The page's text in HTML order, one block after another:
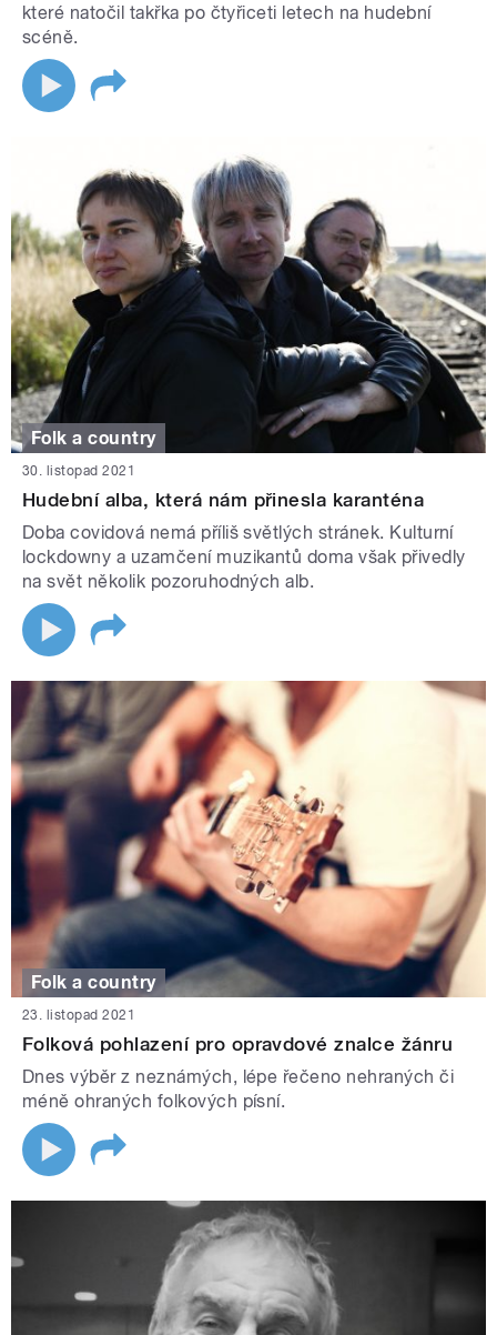
které natočil takřka po čtyřiceti letech na hudební
scéně.
Folk a country
30. listopad 2021
Hudební alba, která nám přinesla karanténa
Doba covidová nemá příliš světlých stránek. Kulturní
lockdowny a uzamčení muzikantů doma však přivedly
na svět několik pozoruhodných alb.
Folk a country
23. listopad 2021
Folková pohlazení pro opravdové znalce žánru
Dnes výběr z neznámých, lépe řečeno nehraných či
méně ohraných folkových písní.